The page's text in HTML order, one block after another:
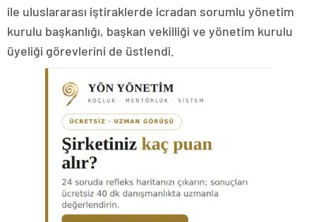
ile uluslararası iştiraklerde icradan sorumlu yönetim
kurulu başkanlığı, başkan vekilliği ve yönetim kurulu
üyeliği görevlerini de üstlendi.